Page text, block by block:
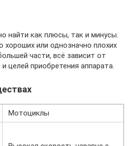
найти как плюсы, так и минусы.
хороших или однозначно плохих
части, всё зависит от
целей приобретения аппарата.
Мотоциклы